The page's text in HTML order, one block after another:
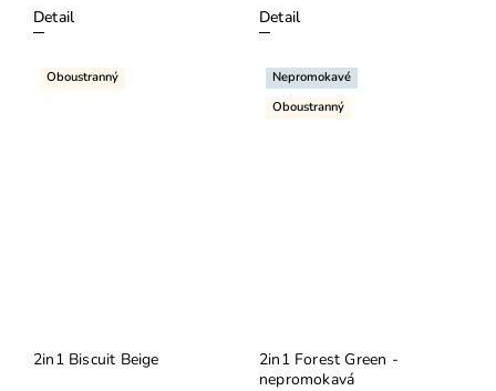
Detail Detail
Oboustranný
2in1 Biscuit Beige
Nepromokavé
Oboustranný
2in1 Forest Green -
nepromokavá